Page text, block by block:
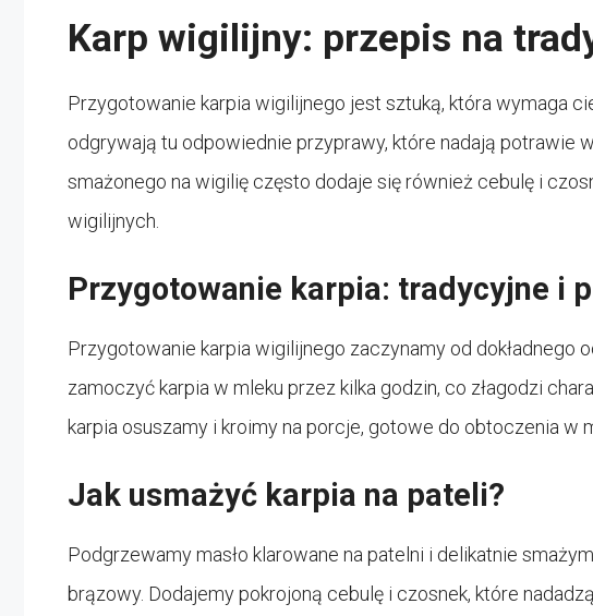
Karp wigilijny: przepis na
Przygotowanie karpia wigilijnego jest sztuką, która wymaga
odgrywają tu odpowiednie przyprawy, które nadają potrawie
smażonego na wigilię często dodaje się również cebulę i
wigilijnych.
Przygotowanie karpia: tradycyjne i
Przygotowanie karpia wigilijnego zaczynamy od dokładnego
zamoczyć karpia w mleku przez kilka godzin, co złagodzi
karpia osuszamy i kroimy na porcje, gotowe do obtoczenia w
Jak usmażyć karpia na pateli?
Podgrzewamy masło klarowane na patelni i delikatnie
brązowy. Dodajemy pokrojoną cebulę i czosnek, które